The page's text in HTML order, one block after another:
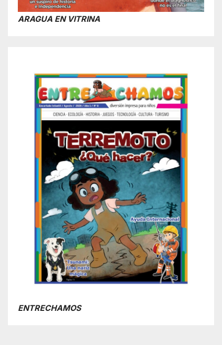
ARAGUA EN VITRINA
ENTRECHAMOS